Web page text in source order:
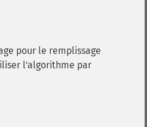
pour le remplissage
l'algorithme par